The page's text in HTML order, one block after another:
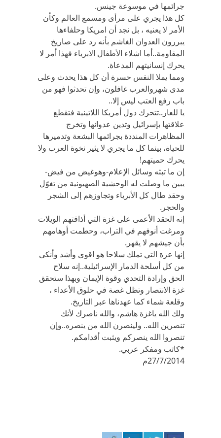
جرائمها في موسوعة جينس.
كل هذا يجري على مرأى ومسمع العالم وكأن
الأمر لا يعنيه ، بل نجد أن امريكا وحلفاءها
يبررون العدوان الغاشم بأنه رد على صاريخ
المقاومة..أما اشلاء الأطفال الابرياء فهذا أمر لا
يحرك إنسانيتهم المدعاة.
ومما يملا النفس حسرة أن كل هذا يحدث وعلى
مدى شهروالعرب غافلون، وإن تحدثوا فهو من
باب رفع العتب ليس إلا..
يا للعار..تتحرك دول أمريكا اللاتينية فتقطع
علاقتها بإسرائيل وتدين عدوانها وتخرج
المظاهرات المنددة بجرائمها البشعة وتدميرها
للحياة، بينما كل ما يجري لا يثير نخوة العرب ولا
يحرك حميتهم!
إن ما تبثه وسائل الإعلام-وهوغيض من فيض-
يبين ما وصلت له الوحشية الصهيونية من تغوّل
وحقد طال كل الأبرياء وتجاوزهم إلى الشجر
والحجر.
إنه الحقد الأعمى على غزة التي أذاقتهم الويلات
ومرغت أنوفهم في التراب، وحطمت أوهامهم
بأن جيشهم لا يقهر.
إنها عزة التي تملك سلاحا هو اقوى وأشد وأنكى
من كل أسلحة الدمار الإسرائيلية..إنه سلاح
الحق وإرادة التحدي وقوة الإيمان وبهذا ستحقق
غزة الانتصار وتظل غصة في حلوق الأعداء ،
وقلعة شماء كما عهدناها عبر التاريخ.
ولك الله ياغزة هاشم، والله ناصرك لأنك
تنصرين الله.. ولينصرن الله من ينصره..وإن
تنصروا الله ينصركم ويثبت أقدامكم.
*كاتب ومفكر عربي.
27/7/2014م